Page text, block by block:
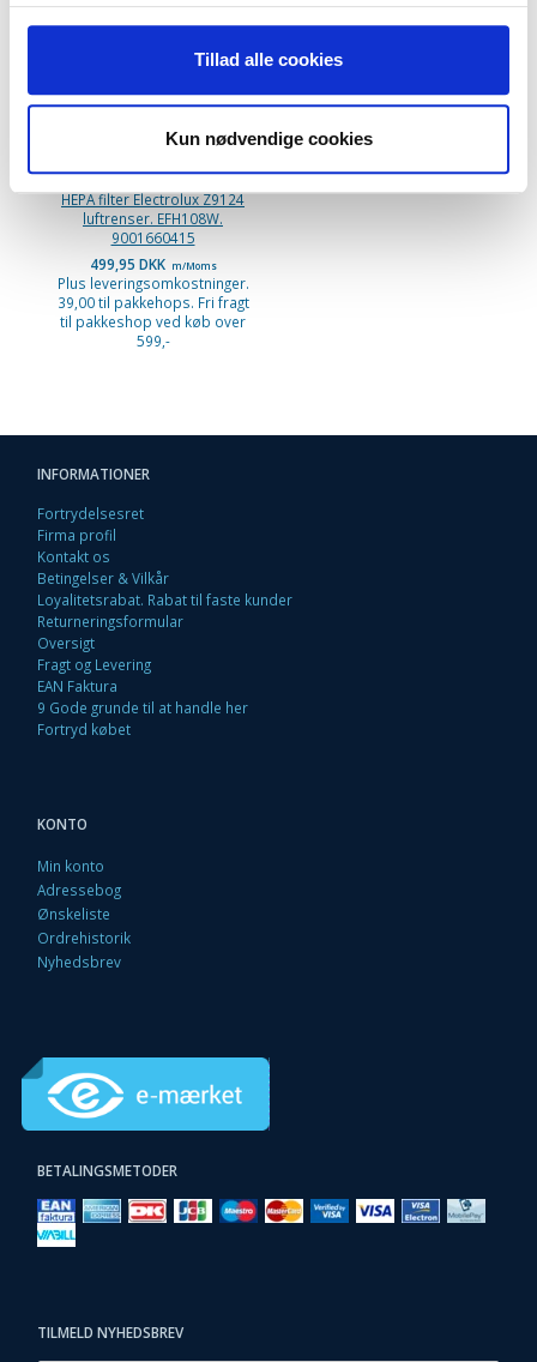
Tillad alle cookies
Kun nødvendige cookies
HEPA filter Electrolux Z9124
luftrenser. EFH108W.
9001660415
499,95 DKK m/Moms
Plus leveringsomkostninger.
39,00 til pakkehops. Fri fragt
til pakkeshop ved køb over
599,-
INFORMATIONER
Fortrydelsesret
Firma profil
Kontakt os
Betingelser & Vilkår
Loyalitetsrabat. Rabat til faste kunder
Returneringsformular
Oversigt
Fragt og Levering
EAN Faktura
9 Gode grunde til at handle her
Fortryd købet
KONTO
Min konto
Adressebog
Ønskeliste
Ordrehistorik
Nyhedsbrev
BETALINGSMETODER
TILMELD NYHEDSBREV